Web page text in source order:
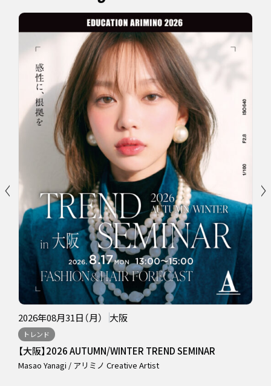
2026年08月31日（月） 大阪
トレンド
【大阪】2026 AUTUMN/WINTER TREND SEMINAR
Masao Yanagi / アリミノ Creative Artist